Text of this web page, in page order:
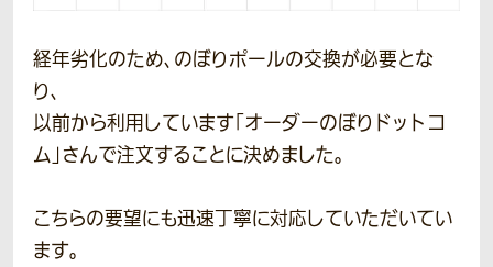
経年劣化のため、のぼりポールの交換が必要とな
り、
以前から利用しています「オーダーのぼりドットコ
ム」さんで注文することに決めました。
こちらの要望にも迅速丁寧に対応していただいてい
ます。